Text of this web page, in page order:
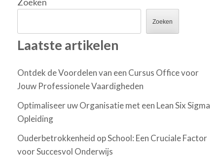
Zoeken
Laatste artikelen
Ontdek de Voordelen van een Cursus Office voor
Jouw Professionele Vaardigheden
Optimaliseer uw Organisatie met een Lean Six Sigma
Opleiding
Ouderbetrokkenheid op School: Een Cruciale Factor
voor Succesvol Onderwijs